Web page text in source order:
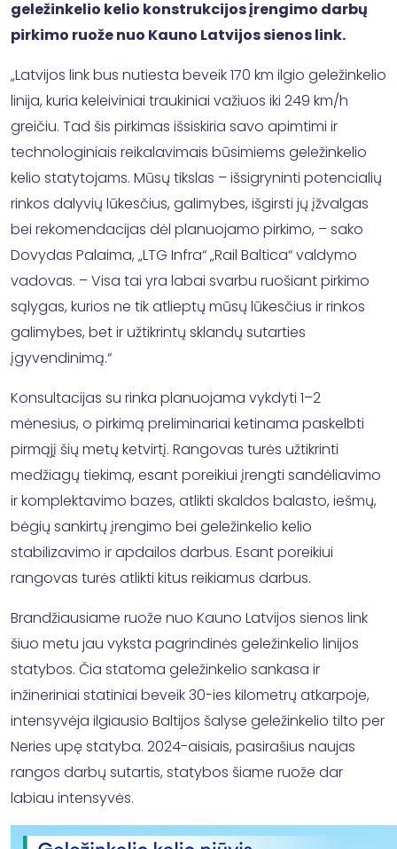
geležinkelio kelio konstrukcijos įrengimo darbų
pirkimo ruože nuo Kauno Latvijos sienos link.
„Latvijos link bus nutiesta beveik 170 km ilgio geležinkelio
linija, kuria keleiviniai traukiniai važiuos iki 249 km/h
greičiu. Tad šis pirkimas išsiskiria savo apimtimi ir
technologiniais reikalavimais būsimiems geležinkelio
kelio statytojams. Mūsų tikslas – išsigryninti potencialių
rinkos dalyvių lūkesčius, galimybes, išgirsti jų įžvalgas
bei rekomendacijas dėl planuojamo pirkimo, – sako
Dovydas Palaima, „LTG Infra“ „Rail Baltica“ valdymo
vadovas. – Visa tai yra labai svarbu ruošiant pirkimo
sąlygas, kurios ne tik atlieptų mūsų lūkesčius ir rinkos
galimybes, bet ir užtikrintų sklandų sutarties
įgyvendinimą.“
Konsultacijas su rinka planuojama vykdyti 1–2
mėnesius, o pirkimą preliminariai ketinama paskelbti
pirmąjį šių metų ketvirtį. Rangovas turės užtikrinti
medžiagų tiekimą, esant poreikiui įrengti sandėliavimo
ir komplektavimo bazes, atlikti skaldos balasto, iešmų,
bėgių sankirtų įrengimo bei geležinkelio kelio
stabilizavimo ir apdailos darbus. Esant poreikiui
rangovas turės atlikti kitus reikiamus darbus.
Brandžiausiame ruože nuo Kauno Latvijos sienos link
šiuo metu jau vyksta pagrindinės geležinkelio linijos
statybos. Čia statoma geležinkelio sankasa ir
inžineriniai statiniai beveik 30-ies kilometrų atkarpoje,
intensyvėja ilgiausio Baltijos šalyse geležinkelio tilto per
Neries upę statyba. 2024-aisiais, pasirašius naujas
rangos darbų sutartis, statybos šiame ruože dar
labiau intensyvės.